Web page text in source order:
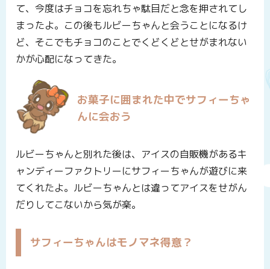
て、今度はチョコを忘れちゃ駄目だと念を押されてし
まったよ。この後もルビーちゃんと会うことになるけ
ど、そこでもチョコのことでくどくどとせがまれない
かが心配になってきた。
お菓子に囲まれた中でサフィーちゃ
んに会おう
ルビーちゃんと別れた後は、アイスの自販機があるキ
ャンディーファクトリーにサフィーちゃんが遊びに来
てくれたよ。ルビーちゃんとは違ってアイスをせがん
だりしてこないから気が楽。
サフィーちゃんはモノマネ得意？